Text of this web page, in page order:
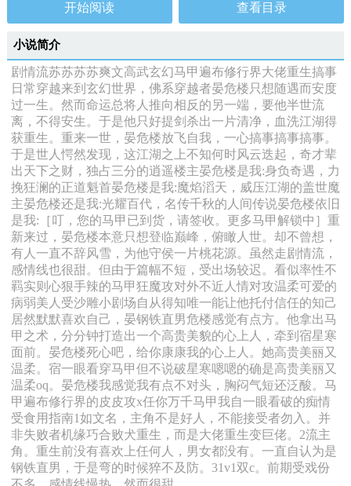
开始阅读 查看目录
小说简介
剧情流苏苏苏苏爽文高武玄幻马甲遍布修行界大佬重生搞事
日常穿越来到玄幻世界，佛系穿越者晏危楼只想随遇而安度
过一生。然而命运总将人推向相反的另一端，要他半世流
离，不得安生。于是他只好提剑杀出一片清净，血洗江湖得
获重生。重来一世，晏危楼放飞自我，一心搞事搞事搞事。
于是世人愕然发现，这江湖之上不知何时风云迭起，奇才辈
出天下之财，独占三分的逍遥楼主晏危楼是我:身负奇遇，力
挽狂澜的正道魁首晏危楼是我:魔焰滔天，威压江湖的盖世魔
主晏危楼还是我:光耀百代，名传千秋的人间传说晏危楼依旧
是我:［叮，您的马甲已到货，请签收。更多马甲解锁中］重
新来过，晏危楼本意只想登临巅峰，俯瞰人世。却不曾想，
有人一直不辞风雪，为他守侯一片桃花源。虽然走剧情流，
感情线也很甜。但由于篇幅不短，受出场较迟。看似率性不
羁实则心狠手辣的马甲狂魔攻对外不近人情对攻温柔可爱的
病弱美人受沙雕小剧场自从得知唯一能让他托付信任的知己
居然默默喜欢自己，晏钢铁直男危楼感觉有点方。他拿出马
甲之术，分分钟打造出一个高贵美貌的心上人，牵到宿星寒
面前。晏危楼死心吧，给你康康我的心上人。她高贵美丽又
温柔。宿一眼看穿马甲但不说破星寒嗯嗯的确是高贵美丽又
温柔oq。晏危楼我感觉我有点不对头，胸闷气短还泛酸。马
甲遍布修行界的皮皮攻x任你万千马甲我自一眼看破的痴情
受食用指南1如文名，主角不是好人，不能接受者勿入。并
非失败者机缘巧合败犬重生，而是大佬重生变巨佬。2流主
角。重生前没有喜欢上任何人，男女都没有。一直自认为是
钢铁直男，于是弯的时候猝不及防。31v1双c。前期受戏份